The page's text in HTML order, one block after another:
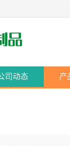
司动态 产